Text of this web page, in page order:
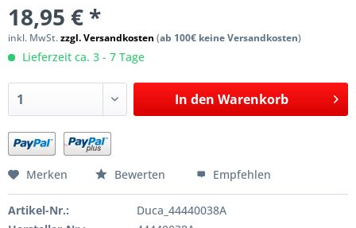
18,95 € *
inkl. MwSt.zzgl. Versandkosten (ab 100€ keine Versandkosten)
Lieferzeit ca. 3 - 7 Tage
In den Warenkorb
Merken Bewerten Empfehlen
Artikel-Nr.:
Duca_44440038A